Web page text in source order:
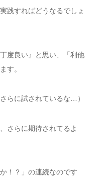
践すればどうなるでしょ
度良い』と思い、「利他
す。
らに試されているな…）
さらに期待されてるよ
！？」の連続なのです